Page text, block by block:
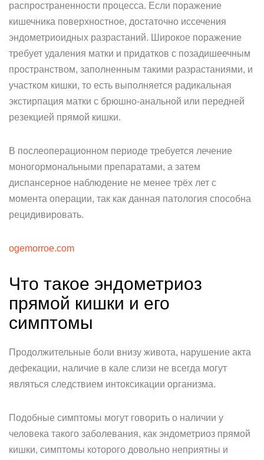
распространенности процесса. Если поражение
кишечника поверхностное, достаточно иссечения
эндометриоидных разрастаний. Широкое поражение
требует удаления матки и придатков с позадишеечным
пространством, заполненным такими разрастаниями, и
участком кишки, то есть выполняется радикальная
экстирпация матки с брюшно-анальной или передней
резекцией прямой кишки.
В послеоперационном периоде требуется лечение
моногормональными препаратами, а затем
диспансерное наблюдение не менее трёх лет с
момента операции, так как данная патология способна
рецидивировать.
ogemorroe.com
Что такое эндометриоз
прямой кишки и его
симптомы
Продолжительные боли внизу живота, нарушение акта
дефекации, наличие в кале слизи не всегда могут
являться следствием интоксикации организма.
Подобные симптомы могут говорить о наличии у
человека такого заболевания, как эндометриоз прямой
кишки, симптомы которого довольно неприятны и